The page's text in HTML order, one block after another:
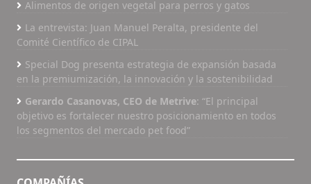
de mineral que se decida utilizar en la dieta.
PUNTOS PARA TOMAR EN CUENTA AL DECIDIR
LA FUENTE MINERAL A UTILIZAR Autora: Arlette
Pet Food Latinoamérica
Máquinas, Kemin, Manzoni, M.Cassab, Royal
Canin, Salus, SPF, Waltham, y con la colaboración
de Adisseo, EnviroLogix y Hemoprot. Todavía
existe la posibilidad de inclusión de nuevas
marcas, potenciando la participación en el
evento, que tiene una serie de oportunidades
disponibles para los patrocinadores. Póngase en
contacto a través del teléfono (19) 3232-7518 o
por correo electrónico a cbna@cbna.com.br
Alimentos de origen vegetal para perros y gatos
La entrevista: Juan Manuel Peralta, presidente del
Comité Científico de CIPAL
Special Dog presenta estrategia de expansión basada
en la premiumización, la innovación y la sostenibilidad
Gerardo Casanovas, CEO de Metrive: “El principal
objetivo es fortalecer nuestro posicionamiento en todos
los segmentos del mercado pet food”